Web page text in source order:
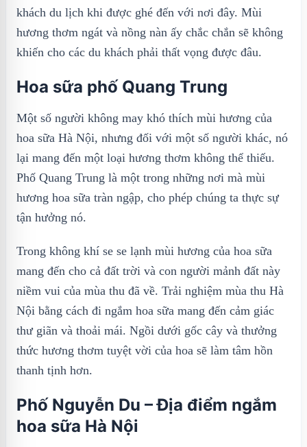
khách du lịch khi được ghé đến với nơi đây. Mùi
hương thơm ngát và nồng nàn ấy chắc chắn sẽ không
khiến cho các du khách phải thất vọng được đâu.
Hoa sữa phố Quang Trung
Một số người không may khó thích mùi hương của
hoa sữa Hà Nội, nhưng đối với một số người khác, nó
lại mang đến một loại hương thơm không thể thiếu.
Phố Quang Trung là một trong những nơi mà mùi
hương hoa sữa tràn ngập, cho phép chúng ta thực sự
tận hưởng nó.
Trong không khí se se lạnh mùi hương của hoa sữa
mang đến cho cả đất trời và con người mảnh đất này
niềm vui của mùa thu đã về. Trải nghiệm mùa thu Hà
Nội bằng cách đi ngắm hoa sữa mang đến cảm giác
thư giãn và thoải mái. Ngồi dưới gốc cây và thưởng
thức hương thơm tuyệt vời của hoa sẽ làm tâm hồn
thanh tịnh hơn.
Phố Nguyễn Du – Địa điểm ngắm
hoa sữa Hà Nội